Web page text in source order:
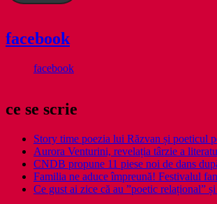
facebook
facebook
ce se scrie
Story time poezia lui Răzvan și poeticul
Aurora Venturini, revelația târzie a
CNDB propune 11 piese noi de dans
Familia ne aduce împreună! Festivalul
Ce gust ai zice că au ”poetic relațional”